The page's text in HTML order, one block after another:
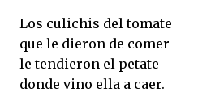
Los culichis del tomate
que le dieron de comer
le tendieron el petate
donde vino ella a caer.